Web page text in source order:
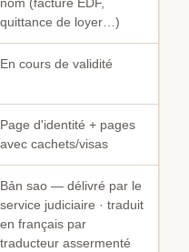
quittance de loyer…)
En cours de validité
Page d'identité + pages
avec cachets/visas
Bản sao — délivré par le
service judiciaire · traduit
en français par
traducteur assermenté